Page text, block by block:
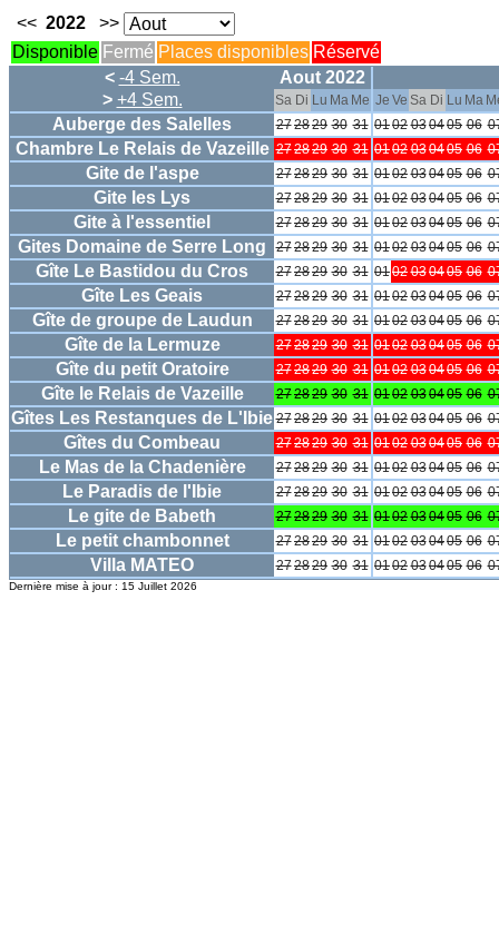
<< 2022
>>
Disponible Fermé Places disponibles Réservé
< -4 Sem.
Aout 2022
> +4 Sem. Sa Di Lu Ma Me Je Ve Sa Di Lu Ma
Auberge des Salelles 272829 30 31 0102030405 06
Chambre Le Relais de Vazeille 272829 30 31 0102030405 06
Gite de l'aspe 272829 30 31 0102030405 06
Gite les Lys 272829 30 31 0102030405 06
Gite à l'essentiel 272829 30 31 0102030405 06
Gites Domaine de Serre Long 272829 30 31 0102030405 06
Gîte Le Bastidou du Cros 272829 30 31 0102030405 06
Gîte Les Geais 272829 30 31 0102030405 06
Gîte de groupe de Laudun 272829 30 31 0102030405 06
Gîte de la Lermuze 272829 30 31 0102030405 06
Gîte du petit Oratoire 272829 30 31 0102030405 06
Gîte le Relais de Vazeille 272829 30 31 0102030405 06
Gîtes Les Restanques de L'Ibie272829 30 31 0102030405 06
Gîtes du Combeau 272829 30 31 0102030405 06
Le Mas de la Chadenière 272829 30 31 0102030405 06
Le Paradis de l'Ibie 272829 30 31 0102030405 06
Le gite de Babeth 272829 30 31 0102030405 06
Le petit chambonnet 272829 30 31 0102030405 06
Villa MATEO 272829 30 31 0102030405 06
Dernière mise à jour : 15 Juillet 2026